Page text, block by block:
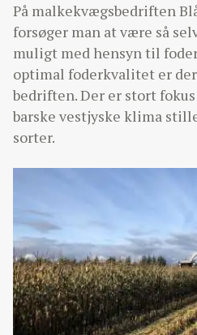
På malkekvægsbedriften
forsøger man at være så
muligt med hensyn til
optimal foderkvalitet er
bedriften. Der er stort
barske vestjyske klima
sorter.